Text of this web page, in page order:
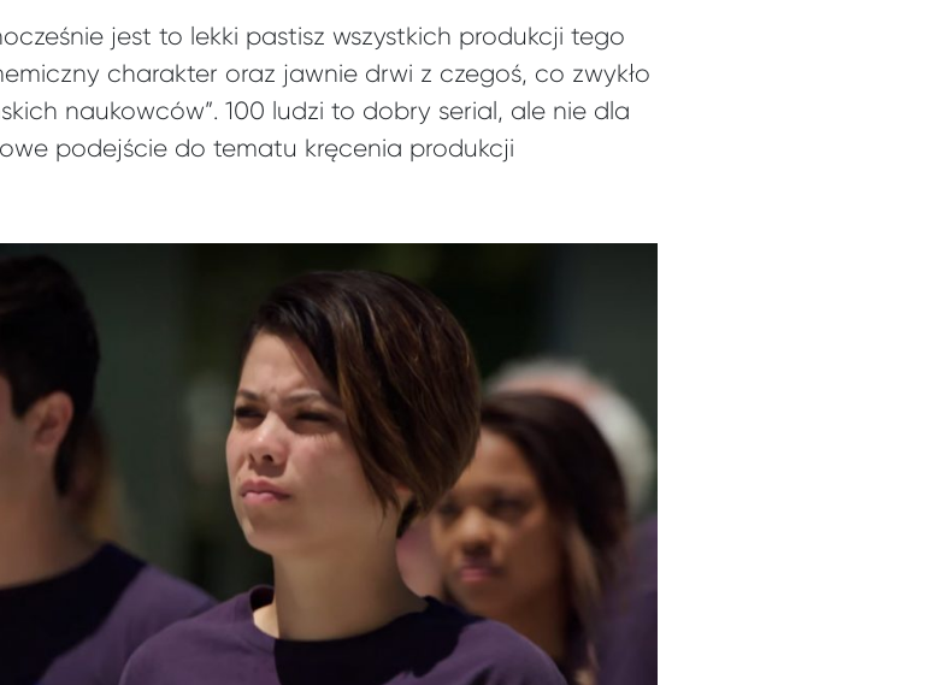
jest to lekki pastisz wszystkich produkcji tego
charakter oraz jawnie drwi z czegoś, co zwykło
naukowców”. 100 ludzi to dobry serial, ale nie dla
podejście do tematu kręcenia produkcji